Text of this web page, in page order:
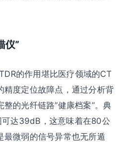
仪”
的作用堪比医疗领域的CT
精度定位故障点，通过分析背
的光纤链路”健康档案”。典
可达39dB，这意味着在80公
最微弱的信号异常也无所遁